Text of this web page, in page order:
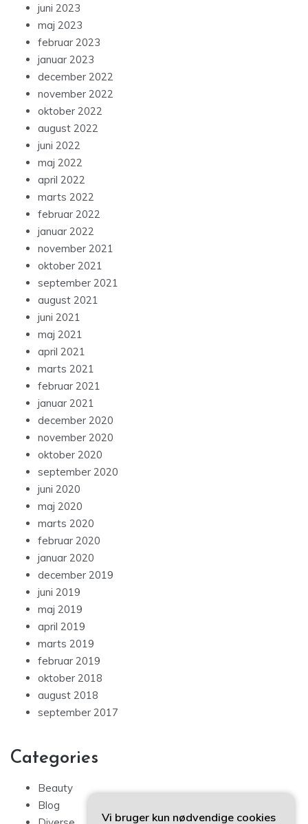
juni 2023
maj 2023
februar 2023
januar 2023
december 2022
november 2022
oktober 2022
august 2022
juni 2022
maj 2022
april 2022
marts 2022
februar 2022
januar 2022
november 2021
oktober 2021
september 2021
august 2021
juni 2021
maj 2021
april 2021
marts 2021
februar 2021
januar 2021
december 2020
november 2020
oktober 2020
september 2020
juni 2020
maj 2020
marts 2020
februar 2020
januar 2020
december 2019
juni 2019
maj 2019
april 2019
marts 2019
februar 2019
oktober 2018
august 2018
september 2017
Categories
Beauty
Blog
Vi bruger kun nødvendige cookies